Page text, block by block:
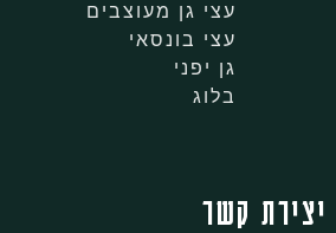
עצי גן מעוצבים
עצי בונסאי
גן יפני
בלוג
יצירת קשר